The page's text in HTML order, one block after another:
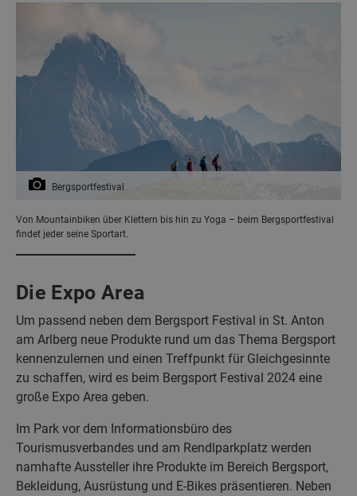
Bergsportfestival
Von Mountainbiken über Klettern bis hin zu Yoga – beim Bergsportfestival
findet jeder seine Sportart.
Die Expo Area
Um passend neben dem Bergsport Festival in St. Anton
am Arlberg neue Produkte rund um das Thema Bergsport
kennenzulernen und einen Treffpunkt für Gleichgesinnte
zu schaffen, wird es beim Bergsport Festival 2024 eine
große Expo Area geben.
Im Park vor dem Informationsbüro des
Tourismusverbandes und am Rendlparkplatz werden
namhafte Aussteller ihre Produkte im Bereich Bergsport,
Bekleidung, Ausrüstung und E-Bikes präsentieren. Neben